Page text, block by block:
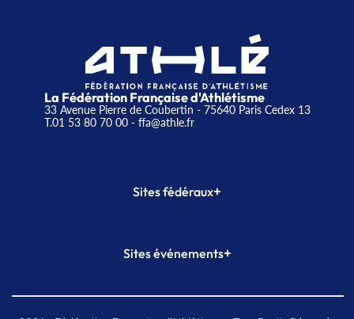
La Fédération Française d'Athlétisme
33 Avenue Pierre de Coubertin - 75640 Paris Cedex 13
T.01 53 80 70 00- ffa@athle.fr
Sites fédéraux+
Plateforme Formation
Sites événements+
Meeting de Paris indoor